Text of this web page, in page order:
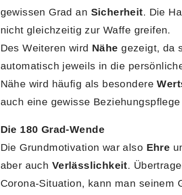
gewissen Grad an Sicherheit. Die
nicht gleichzeitig zur Waffe greifen.
Des Weiteren wird Nähe gezeigt, da
automatisch jeweils in die
Nähe wird häufig als besondere
auch eine gewisse
Die 180 Grad-Wende
Die Grundmotivation war also Ehre
aber auch Verlässlichkeit.
Corona-Situation, kann man seinem